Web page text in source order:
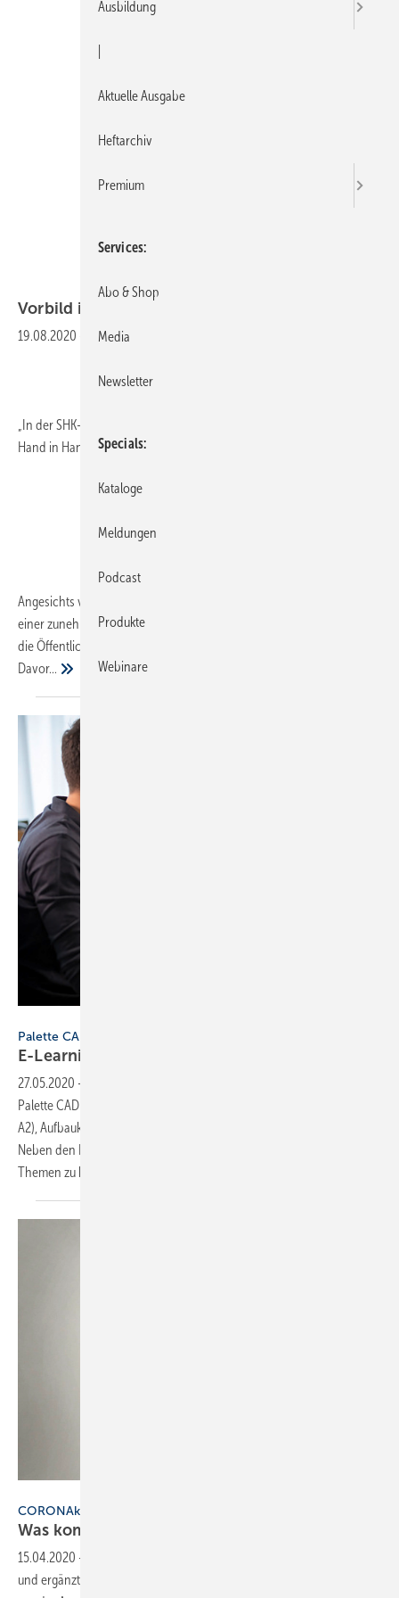
Vorbild in der
19.08.2020
„In der SHK-Branche gehen Klimaschutz und wirtschaftliche Erholung
Hand in Hand.“
Angesichts von Urlaubsrückkehrern, Schulöffnungen und nicht zuletzt
einer zunehmenden Schutzmaßnahmen-Müdigkeit konzentriert sich
die Öffentlichkeit aktuell wieder auf die steigenden Corona-Fallzahlen.
Davor...
Palette CAD
E-Learning in und nach der
27.05.2020 -
Palette CAD gibt es in verschiedenen Stufen als Einsteigerkurse (A1,
A2), Aufbaukurse (B1, B2) und Profikurse (C1, C2) für Expertenwissen.
Neben den Funktionen der Software werden auch fachspezifische
Themen zu bestimmten
CORONAkRISE
Was kommt nach dem
15.04.2020 -
und ergänzt den Kommentar des SBZ-Chefredakteurs Dennis Jäger
Ausbildung
Aktuelle Ausgabe
Heftarchiv
Premium
Services
Abo & Shop
Media
Newsletter
Specials
Kataloge
Meldungen
Podcast
Produkte
Webinare